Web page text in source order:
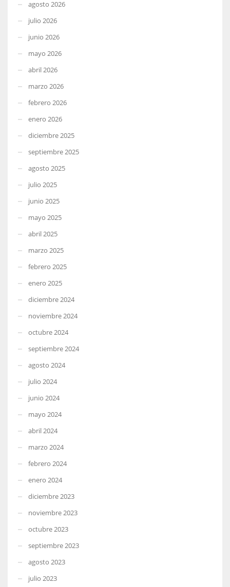
agosto 2026
julio 2026
junio 2026
mayo 2026
abril 2026
marzo 2026
febrero 2026
enero 2026
diciembre 2025
septiembre 2025
agosto 2025
julio 2025
junio 2025
mayo 2025
abril 2025
marzo 2025
febrero 2025
enero 2025
diciembre 2024
noviembre 2024
octubre 2024
septiembre 2024
agosto 2024
julio 2024
junio 2024
mayo 2024
abril 2024
marzo 2024
febrero 2024
enero 2024
diciembre 2023
noviembre 2023
octubre 2023
septiembre 2023
agosto 2023
julio 2023